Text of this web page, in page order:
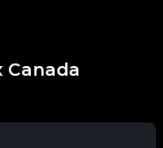
Canada